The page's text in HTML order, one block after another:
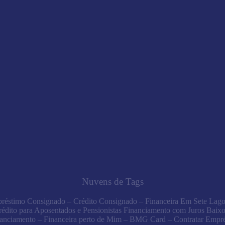
Nuvens de Tags
Consignado – Crédito Consignado – Financeira Em Sete
para Aposentados e Pensionistas Financiamento com Juros
– Financeira perto de Mim – BMG Card – Contratar